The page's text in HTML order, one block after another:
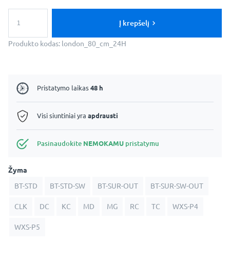
kiekis:
LED
London
Į krepšelį
Produkto kodas: london_80_cm_24H
Pristatymo laikas 48 h
Visi siuntiniai yra apdrausti
Pasinaudokite NEMOKAMU pristatymu
Žyma
BT-STD
BT-STD-SW BT-SUR-OUT BT-SUR-SW-OUT
CLK DC KC MD MG RC TC WXS-P4
WXS-P5